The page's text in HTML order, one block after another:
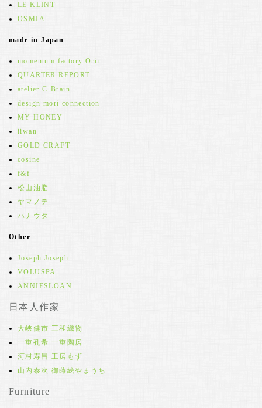
LE KLINT
OSMIA
made in Japan
momentum factory Orii
QUARTER REPORT
atelier C-Brain
design mori connection
MY HONEY
iiwan
GOLD CRAFT
cosine
f&f
松山油脂
ヤマノテ
ハナウタ
Other
Joseph Joseph
VOLUSPA
ANNIESLOAN
日本人作家
大峡健市 三和織物
一重孔希 一重陶房
河村寿昌 工房もず
山内泰次 御蒔絵やまうち
Furniture